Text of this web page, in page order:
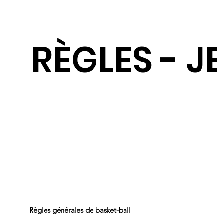
RÈGLES -
Règles générales de basket-ball